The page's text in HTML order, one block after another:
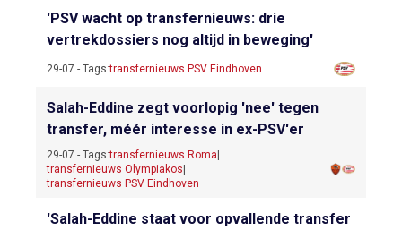
'PSV wacht op transfernieuws: drie
vertrekdossiers nog altijd in beweging'
29-07 - Tags:transfernieuws PSV Eindhoven
Salah-Eddine zegt voorlopig 'nee' tegen
transfer, méér interesse in ex-PSV'er
29-07 - Tags:transfernieuws Roma
transfernieuws Olympiakos
transfernieuws PSV Eindhoven
'Salah-Eddine staat voor opvallende transfer